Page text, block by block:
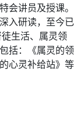
会讲员及授课。
入研读，至今已
生活、属灵领
括：《属灵的领
心灵补给站》等